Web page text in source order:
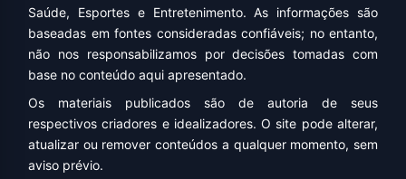
Saúde, Esportes e Entretenimento. As informações são
baseadas em fontes consideradas confiáveis; no entanto,
não nos responsabilizamos por decisões tomadas com
base no conteúdo aqui apresentado.
Os materiais publicados são de autoria de seus
respectivos criadores e idealizadores. O site pode alterar,
atualizar ou remover conteúdos a qualquer momento, sem
aviso prévio.